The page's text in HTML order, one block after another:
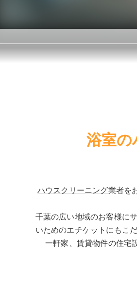
浴室
ハウスクリーニング業者を
千葉の広い地域のお客様に
いためのエチケットにもこ
一軒家、賃貸物件の住宅